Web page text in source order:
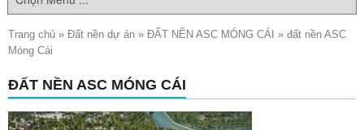
Trang chủ » Đất nền dự án » ĐẤT NỀN ASC MÓNG CÁI » đất nền ASC
Móng Cái
ĐẤT NỀN ASC MÓNG CÁI